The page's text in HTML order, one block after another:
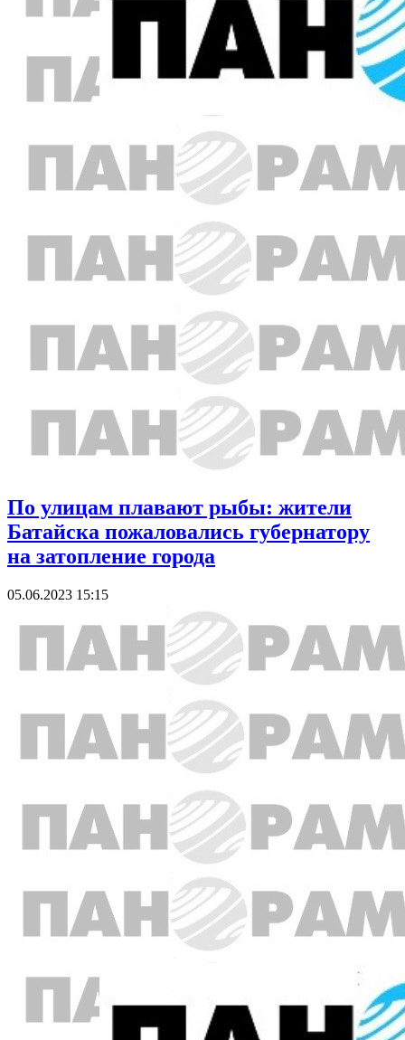
По улицам плавают рыбы: жители
Батайска пожаловались губернатору
на затопление города
05.06.2023 15:15